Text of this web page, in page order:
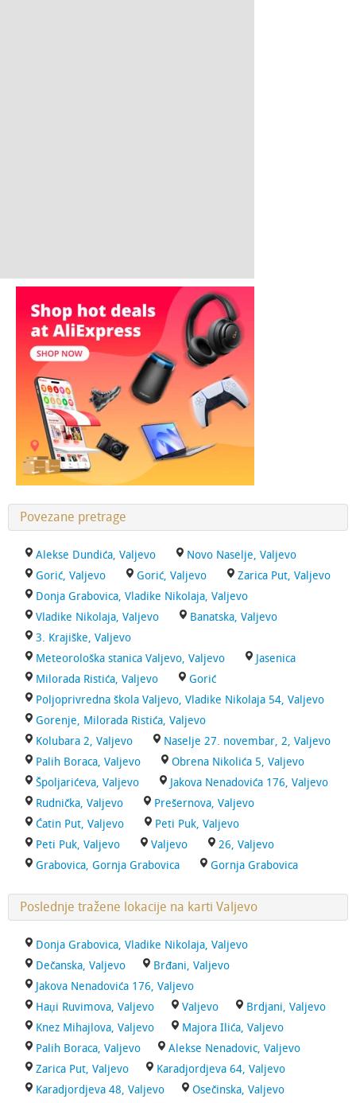
Povezane pretrage
Alekse Dundića, Valjevo
Novo Naselje, Valjevo
Gorić, Valjevo
Gorić, Valjevo
Zarica Put, Valjevo
Donja Grabovica, Vladike Nikolaja, Valjevo
Vladike Nikolaja, Valjevo
Banatska, Valjevo
3. Krajiške, Valjevo
Meteorološka stanica Valjevo, Valjevo
Jasenica
Milorada Ristića, Valjevo
Gorić
Poljoprivredna škola Valjevo, Vladike Nikolaja 54, Valjevo
Gorenje, Milorada Ristića, Valjevo
Kolubara 2, Valjevo
Naselje 27. novembar, 2, Valjevo
Palih Boraca, Valjevo
Obrena Nikolića 5, Valjevo
Špoljarićeva, Valjevo
Jakova Nenadovića 176, Valjevo
Rudnička, Valjevo
Prešernova, Valjevo
Ćatin Put, Valjevo
Peti Puk, Valjevo
Peti Puk, Valjevo
Valjevo
26, Valjevo
Grabovica, Gornja Grabovica
Gornja Grabovica
Poslednje tražene lokacije na karti Valjevo
Donja Grabovica, Vladike Nikolaja, Valjevo
Dečanska, Valjevo
Brđani, Valjevo
Jakova Nenadovića 176, Valjevo
Haџi Ruvimova, Valjevo
Valjevo
Brdjani, Valjevo
Knez Mihajlova, Valjevo
Majora Ilića, Valjevo
Palih Boraca, Valjevo
Alekse Nenadovic, Valjevo
Zarica Put, Valjevo
Karadjordjeva 64, Valjevo
Karadjordjeva 48, Valjevo
Osečinska, Valjevo